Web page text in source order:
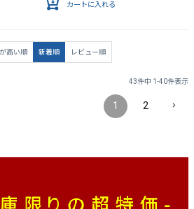
カートに入れる
高い順 新着順 レビュー順
43件中 1 -40件表示
1 2